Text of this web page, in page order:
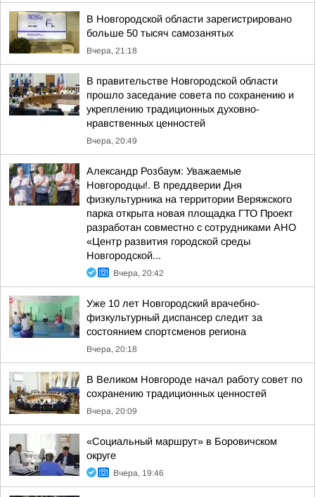
В Новгородской области зарегистрировано
больше 50 тысяч самозанятых
Вчера, 21:18
В правительстве Новгородской области
прошло заседание совета по сохранению и
укреплению традиционных духовно-
нравственных ценностей
Вчера, 20:49
Александр Розбаум: Уважаемые
Новгородцы!. В преддверии Дня
физкультурника на территории Веряжского
парка открыта новая площадка ГТО Проект
разработан совместно с сотрудниками АНО
«Центр развития городской среды
Новгородской...
Вчера, 20:42
Уже 10 лет Новгородский врачебно-
физкультурный диспансер следит за
состоянием спортсменов региона
Вчера, 20:18
В Великом Новгороде начал работу совет по
сохранению традиционных ценностей
Вчера, 20:09
«Социальный маршрут» в Боровичском
округе
Вчера, 19:46